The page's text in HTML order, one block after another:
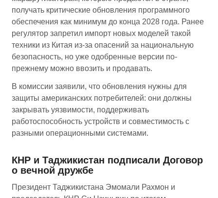
получать критические обновления программного
обеспечения как минимум до конца 2028 года. Ранее
регулятор запретил импорт новых моделей такой
техники из Китая из-за опасений за национальную
безопасность, но уже одобренные версии по-
прежнему можно ввозить и продавать.
В комиссии заявили, что обновления нужны для
защиты американских потребителей: они должны
закрывать уязвимости, поддерживать
работоспособность устройств и совместимость с
разными операционными системами.
КНР и Таджикистан подписали Договор
о вечной дружбе
Президент Таджикистана Эмомали Рахмон и